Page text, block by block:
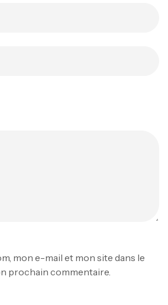
mon e-mail et mon site dans le
prochain commentaire.